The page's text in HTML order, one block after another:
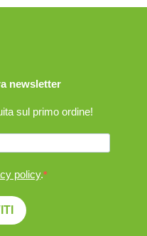
newsletter
sul primo ordine!
policy.